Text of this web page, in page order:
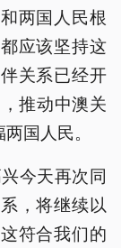
两国人民根
应该坚持这
关系已经开
推动中澳关
国人民。
今天再次同
，将继续以
符合我们的